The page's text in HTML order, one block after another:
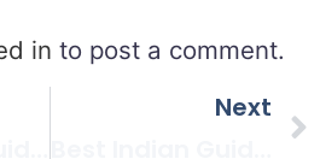
in to post a comment.
Next